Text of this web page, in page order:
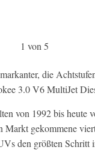
1 von 5
die
3.0 V6 MultiJet
von 1992 bis heute
gekommene
den größten Schritt